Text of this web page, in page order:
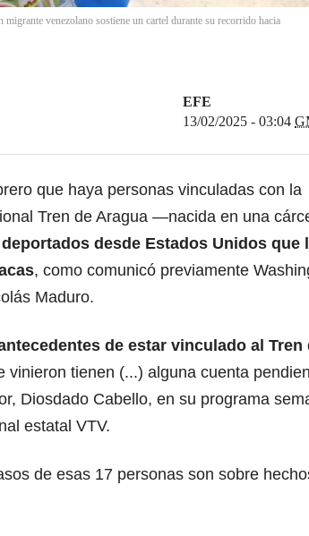
venezolano sostiene un cartel durante su recorrido hacia
EFE
13/02/2025 - 03:04
que haya personas vinculadas con la
Tren de Aragua —nacida en una
desde Estados Unidos que
, como comunicó previamente
Maduro.
de estar vinculado al Tren
vinieron tienen (...) alguna cuenta
Diosdado Cabello, en su programa
estatal VTV.
de esas 17 personas son sobre